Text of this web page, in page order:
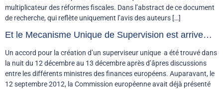
multiplicateur des réformes fiscales. Dans l’abstract de ce document
de recherche, qui reflète uniquement l’avis des auteurs […]
Et le Mecanisme Unique de Supervision est arrive…
Un accord pour la création d’un superviseur unique a été trouvé dans
la nuit du 12 décembre au 13 décembre après d’âpres discussions
entre les différents ministres des finances européens. Auparavant, le
12 septembre 2012, la Commission européenne avait déjà présenté